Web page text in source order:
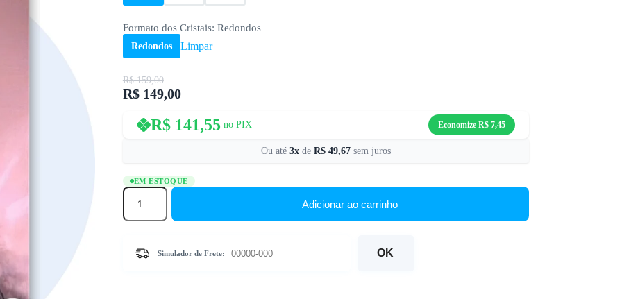
Formato dos Cristais: Redondos
Redondos Limpar
R$159,00
O
original
era:
R$149,00
O
atual
R$141,55 no PIX Economize R$7,45
Ou até 3xde R$49,67sem juros
EM ESTOQUE
Cavalos
Marrons
Encantadores
Pintura
com
Adicionar ao carrinho
Simulador de Frete: OK